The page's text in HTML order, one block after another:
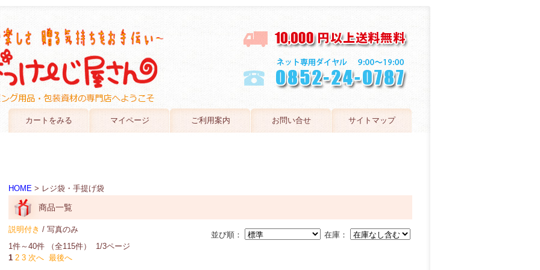
カートをみる マイページ ご利用案内 お問い合せ サイトマップ
HOME > レジ袋・手提げ袋
商品一覧
在庫：
並び順：
説明付き / 写真のみ
1件～40件 （全115件） 1/3ページ
1 2 3 次へ 最後へ